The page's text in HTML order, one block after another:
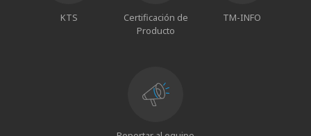
KTS
Certificación de
Producto
TM-INFO